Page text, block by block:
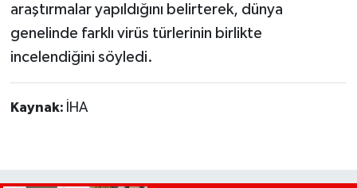
araştırmalar yapıldığını belirterek, dünya
genelinde farklı virüs türlerinin birlikte
incelendiğini söyledi.
Kaynak: İHA